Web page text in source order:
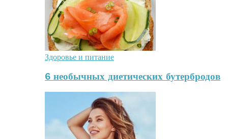
Здоровье и питание
6 необычных диетических бутербродов